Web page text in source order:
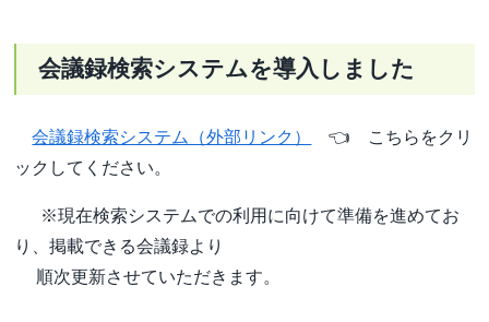
会議録検索システムを導入しました
会議録検索システム（外部リンク）
👈 こちらをクリ
ックしてください。
※現在検索システムでの利用に向けて準備を進めてお
り、掲載できる会議録より
順次更新させていただきます。